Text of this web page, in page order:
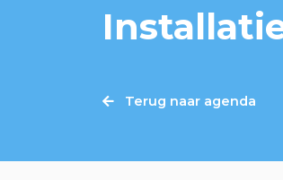
Terug naar agenda